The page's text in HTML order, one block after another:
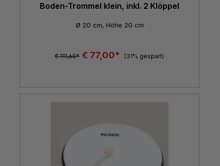
Boden-Trommel klein, inkl. 2 Klöppel
Ø 20 cm, Höhe 20 cm
€ 111,60* € 77,00* (31% gespart)